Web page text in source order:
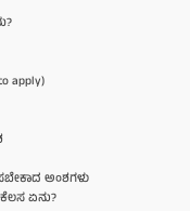
apply)
ಅಂಶಗಳು
ಏನು?